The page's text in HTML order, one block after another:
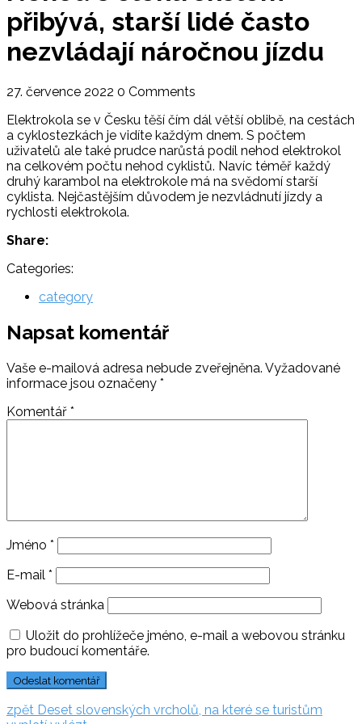
přibývá, starší lidé často
nezvládají náročnou jízdu
27. července 2022 0 Comments
Elektrokola se v Česku těší čím dál větší oblibě, na cestách
a cyklostezkách je vidíte každým dnem. S počtem
uživatelů ale také prudce narůstá podíl nehod elektrokol
na celkovém počtu nehod cyklistů. Navíc téměř každý
druhý karambol na elektrokole má na svědomí starší
cyklista. Nejčastějším důvodem je nezvládnutí jízdy a
rychlosti elektrokola.
Share:
Categories:
category
Napsat komentář
Vaše e-mailová adresa nebude zveřejněna. Vyžadované
informace jsou označeny *
Komentář *
Jméno *
E-mail *
Webová stránka
Uložit do prohlížeče jméno, e-mail a webovou stránku
pro budoucí komentáře.
Navigace
zpět zpět:
Deset slovenských vrcholů, na které se turistům